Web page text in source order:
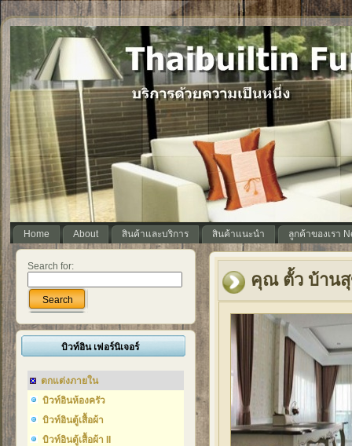
Home About สินค้าและบริการ สินค้าแนะนำ ลูกค้าของเรา
Search for:
Search
บิวท์อิน เฟอร์นิเจอร์
ตกแต่งภายใน
บิวท์อินห้องครัว
บิวท์อินตู้เสื้อผ้า
บิวท์อินตู้เสื้อผ้า II
คุณ ตั้ว บ้านสุ